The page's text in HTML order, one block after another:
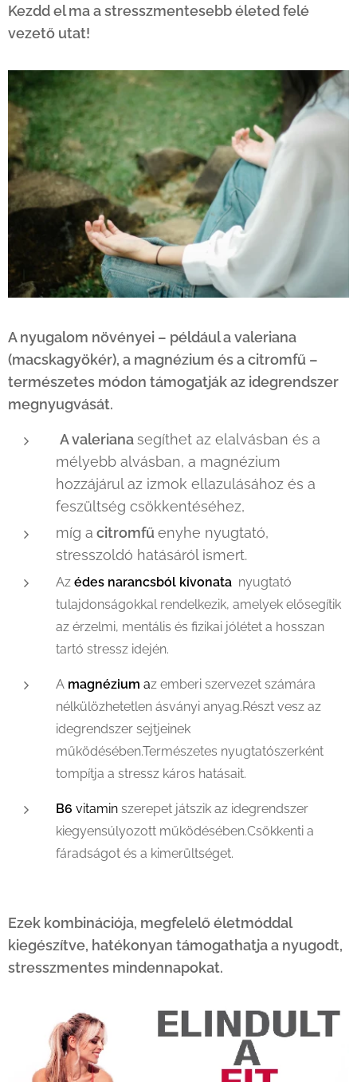
Kezdd el ma a stresszmentesebb életed felé
vezető utat!
A nyugalom növényei – például a valeriana
(macskagyökér), a magnézium és a citromfű –
természetes módon támogatják az idegrendszer
megnyugvását.
A valerianasegíthet az elalvásban és a
mélyebb alvásban, a magnézium
hozzájárul az izmok ellazulásához és a
feszültség csökkentéséhez,
míg a citromfűenyhe nyugtató,
stresszoldó hatásáról ismert.
Az édes narancsból kivonata nyugtató
tulajdonságokkal rendelkezik, amelyek elősegítik
az érzelmi, mentális és fizikai jólétet a hosszan
tartó stressz idején.
A magnézium az emberi szervezet számára
nélkülözhetetlen ásványi anyag.Részt vesz az
idegrendszer sejtjeinek
működésében.Természetes nyugtatószerként
tompítja a stressz káros hatásait.
B6 vitamin szerepet játszik az idegrendszer
kiegyensúlyozott működésében.Csökkenti a
fáradságot és a kimerültséget.
Ezek kombinációja, megfelelő életmóddal
kiegészítve, hatékonyan támogathatja a nyugodt,
stresszmentes mindennapokat.